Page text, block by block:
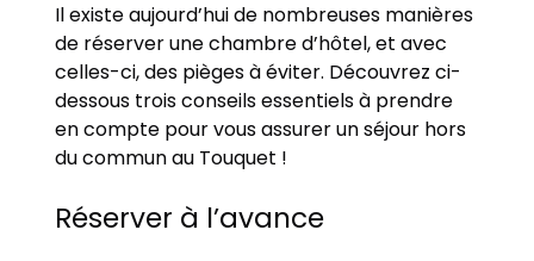
Il existe aujourd’hui de nombreuses manières
de réserver une chambre d’hôtel, et avec
celles-ci, des pièges à éviter. Découvrez ci-
dessous trois conseils essentiels à prendre
en compte pour vous assurer un séjour hors
du commun au Touquet !
Réserver à l’avance